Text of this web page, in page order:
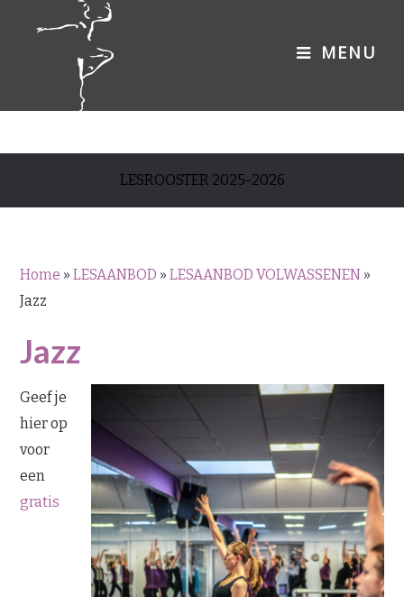
LESROOSTER 2025-2026
Home »LESAANBOD »LESAANBOD VOLWASSENEN »
Jazz
Jazz
Geef je
hier op
voor
een
gratis